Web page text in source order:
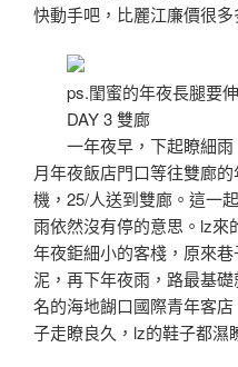
快動手吧，比麗江廉價很多
ps.閨蜜的年夜長腿要伸
DAY 3 雙廊
一年夜早，下起瞭細雨
月年夜飯店門口等往雙廊
機，25/人送到雙廊。這一
雨依然沒有停的意思。lz來
年夜鉅細小的客棧，原來
泥，再下年夜雨，路最基
名的海地餬口國際青年客
子走瞭良久，lz的鞋子都濕